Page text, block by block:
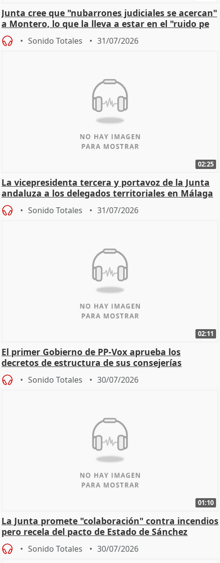
Junta cree que "nubarrones judiciales se acercan"
a Montero, lo que la lleva a estar en el "ruido pe
Sonido Totales 31/07/2026
02:25
La vicepresidenta tercera y portavoz de la Junta
andaluza a los delegados territoriales en Málaga
Sonido Totales 31/07/2026
02:11
El primer Gobierno de PP-Vox aprueba los
decretos de estructura de sus consejerías
Sonido Totales 30/07/2026
01:10
La Junta promete "colaboración" contra incendios
pero recela del pacto de Estado de Sánchez
Sonido Totales 30/07/2026